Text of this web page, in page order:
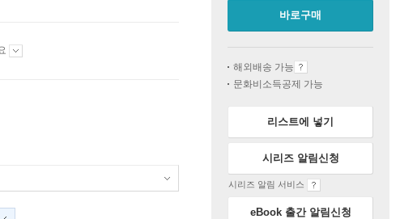
바로구매
해외배송 가능
문화비소득공제 가능
리스트에 넣기
시리즈 알림신청
시리즈 알림 서비스
eBook 출간 알림신청